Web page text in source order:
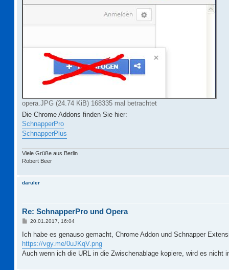
opera.JPG (24.74 KiB) 168335 mal betrachtet
Die Chrome Addons finden Sie hier:
SchnapperPro
SchnapperPlus
Viele Grüße aus Berlin
Robert Beer
daruler
Re: SchnapperPro und Opera
B
i
r
a
g
20.01.2017, 16:04
Ich habe es genauso gemacht, Chrome Addon und Schnapper
https://vgy.me/0uJKqV.png
Auch wenn ich die URL in die Zwischenablage kopiere, wird es nicht